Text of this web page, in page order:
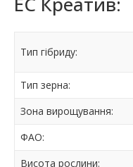
Тип гібриду:
Тип зерна:
Зона вирощування:
ФАО:
Висота рослини: